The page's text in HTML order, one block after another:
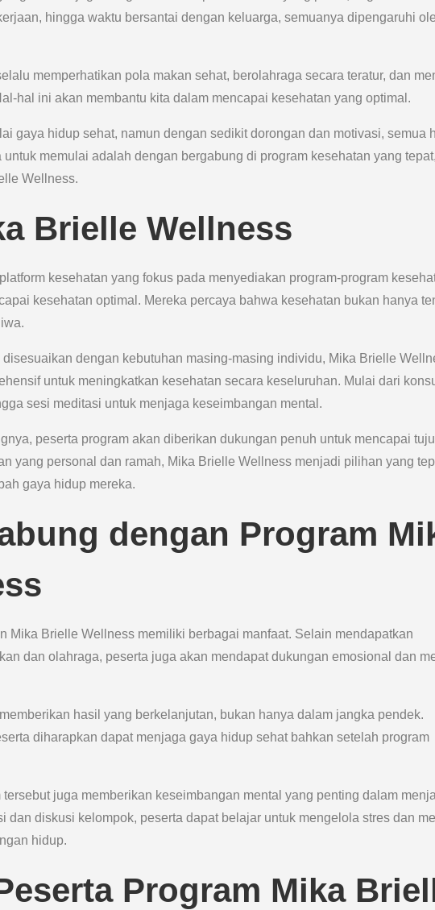
hingga waktu bersantai dengan keluarga, semuanya dipengaruhi
memperhatikan pola makan sehat, berolahraga secara teratur, dan
hal ini akan membantu kita dalam mencapai kesehatan yang optimal.
gaya hidup sehat, namun dengan sedikit dorongan dan motivasi, semua
memulai adalah dengan bergabung di program kesehatan yang tepat,
Wellness.
Brielle Wellness
kesehatan yang fokus pada menyediakan program-program
kesehatan optimal. Mereka percaya bahwa kesehatan bukan hanya
dengan kebutuhan masing-masing individu, Mika Brielle
untuk meningkatkan kesehatan secara keseluruhan. Mulai dari
sesi meditasi untuk menjaga keseimbangan mental.
peserta program akan diberikan dukungan penuh untuk mencapai
yang personal dan ramah, Mika Brielle Wellness menjadi pilihan yang
gaya hidup mereka.
dengan Program
Mika Brielle Wellness memiliki berbagai manfaat. Selain mendapatkan
dan olahraga, peserta juga akan mendapat dukungan emosional dan
hasil yang berkelanjutan, bukan hanya dalam jangka pendek.
diharapkan dapat menjaga gaya hidup sehat bahkan setelah program
juga memberikan keseimbangan mental yang penting dalam
dan diskusi kelompok, peserta dapat belajar untuk mengelola stres dan
hidup.
Program Mika